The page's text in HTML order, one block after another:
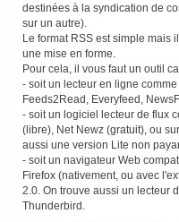
destinées à la syndication de
sur un autre).
Le format RSS est simple mais
une mise en forme.
Pour cela, il vous faut un outil
- soit un lecteur en ligne
Feeds2Read, Everyfeed,
- soit un logiciel lecteur de flux
(libre), Net Newz (gratuit), ou
aussi une version Lite non
- soit un navigateur Web
Firefox (nativement, ou avec
2.0. On trouve aussi un lecteur
Thunderbird.